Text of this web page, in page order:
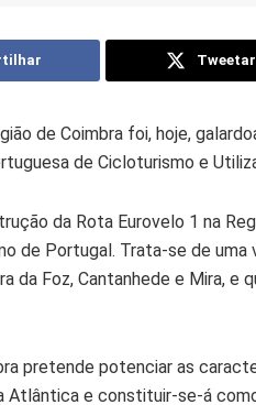
Tweetar
de Coimbra foi, hoje,
de Cicloturismo e
da Rota Eurovelo 1 na
de Portugal. Trata-se de
da Foz, Cantanhede e Mira, e
pretende potenciar as
Atlântica e constituir-se-á